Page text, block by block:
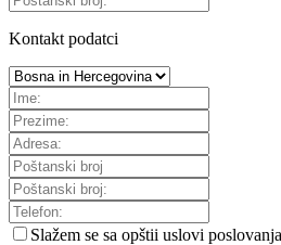
Kontakt podatci
Slažem se sa opštii uslovi poslovanja